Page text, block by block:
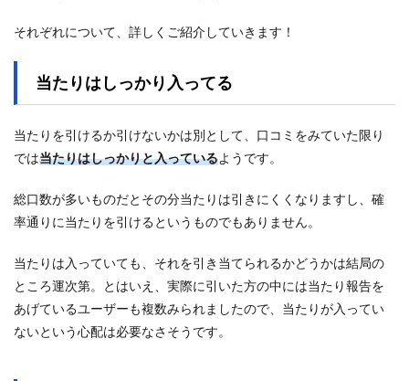
それぞれについて、詳しくご紹介していきます！
当たりはしっかり入ってる
当たりを引けるか引けないかは別として、口コミをみていた限り
では当たりはしっかりと入っているようです。
総口数が多いものだとその分当たりは引きにくくなりますし、確
率通りに当たりを引けるというものでもありません。
当たりは入っていても、それを引き当てられるかどうかは結局の
ところ運次第。とはいえ、実際に引いた方の中には当たり報告を
あげているユーザーも複数みられましたので、当たりが入ってい
ないという心配は必要なさそうです。